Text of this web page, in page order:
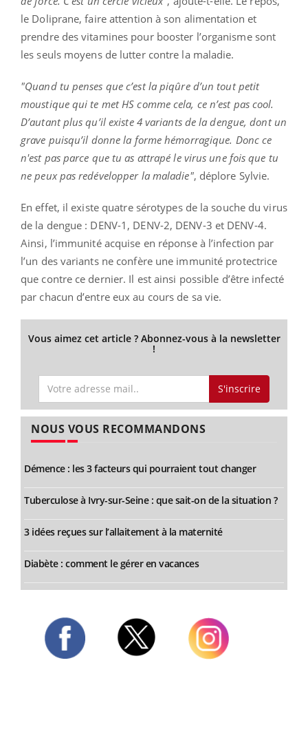
le Doliprane, faire attention à son alimentation et
prendre des vitamines pour booster l’organisme sont
les seuls moyens de lutter contre la maladie.
"Quand tu penses que c’est la piqûre d’un tout petit
moustique qui te met HS comme cela, ce n’est pas cool.
D’autant plus qu’il existe 4 variants de la dengue, dont un
grave puisqu’il donne la forme hémorragique. Donc ce
n'est pas parce que tu as attrapé le virus une fois que tu
ne peux pas redévelopper la maladie", déplore Sylvie.
En effet, il existe quatre sérotypes de la souche du virus
de la dengue : DENV-1, DENV-2, DENV-3 et DENV-4.
Ainsi, l’immunité acquise en réponse à l’infection par
l’un des variants ne confère une immunité protectrice
que contre ce dernier. Il est ainsi possible d’être infecté
par chacun d’entre eux au cours de sa vie.
Vous aimez cet article ? Abonnez-vous à la newsletter
!
S'inscrire
NOUS VOUS RECOMMANDONS
Démence : les 3 facteurs qui pourraient tout changer
Tuberculose à Ivry-sur-Seine : que sait-on de la situation ?
3 idées reçues sur l’allaitement à la maternité
Diabète : comment le gérer en vacances